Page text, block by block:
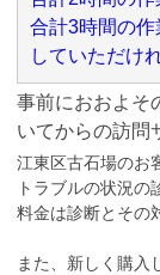
合計3時間の
していただけ
事前におおよそ
いてからの訪問
江東区古石場のお
トラブルの状況の
料金は診断とその
また、新しく購入